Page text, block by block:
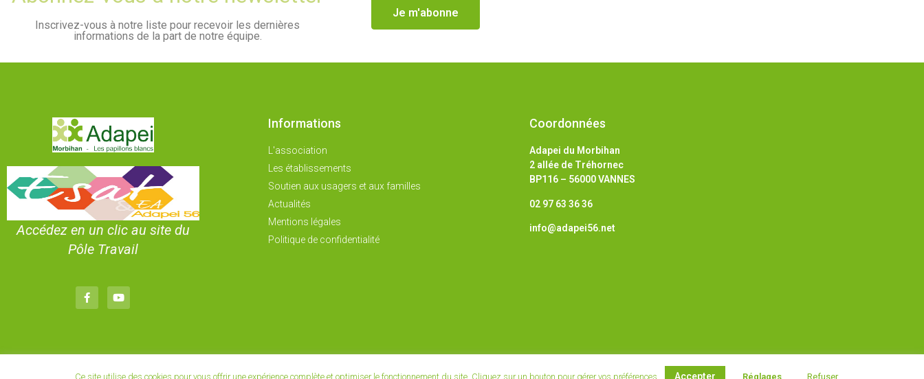
Inscrivez-vous à notre liste pour recevoir les dernières
informations de la part de notre équipe.
Je m'abonne
Accédez en un clic au site du
Pôle Travail
Informations
L'association
Les établissements
Soutien aux usagers et aux familles
Actualités
Mentions légales
Politique de confidentialité
Coordonnées
Adapei du Morbihan
2 allée de Tréhornec
BP116 – 56000 VANNES
02 97 63 36 36
info@adapei56.net
Ce site utilise des cookies pour vous offrir une expérience complète et optimiser le fonctionnement du site. Cliquez sur un bouton pour gérer vos préférences. Accepter Réglages Refuser